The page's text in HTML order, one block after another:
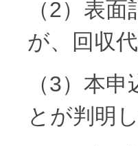
（2）表
が、回収
（3）本
とが判明